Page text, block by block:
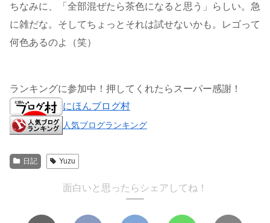
ちなみに、「全部混ぜたら茶色になると思う」らしい。急
に雑だな。そしてちょっとそれは試せないかも。レゴって
何色あるのよ（笑）
ランキングに参加中！押してくれたらスーパー感謝！
にほんブログ村
人気ブログランキング
日記 Yuzu
面白いと思ったらシェアしてね！